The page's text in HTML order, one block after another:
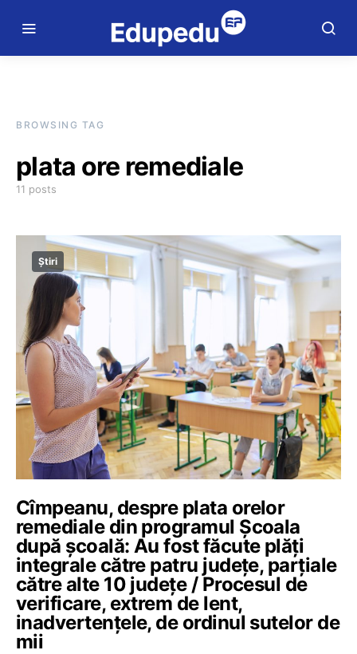
BROWSING TAG
plata ore remediale
11 posts
Știri
Cîmpeanu, despre plata orelor
remediale din programul Școala
după școală: Au fost făcute plăți
integrale către patru județe, parțiale
către alte 10 județe / Procesul de
verificare, extrem de lent,
inadvertențele, de ordinul sutelor de
mii